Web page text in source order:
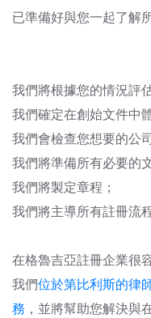
已準備好與您一起了解
我們將根據您的情況評
我們確定在創始文件中
我們會檢查您想要的公
我們將準備所有必要的
我們將製定章程；
我們將主導所有註冊流
在格魯吉亞註冊企業很
我們位於第比利斯的律
務 ，並將幫助您解決與